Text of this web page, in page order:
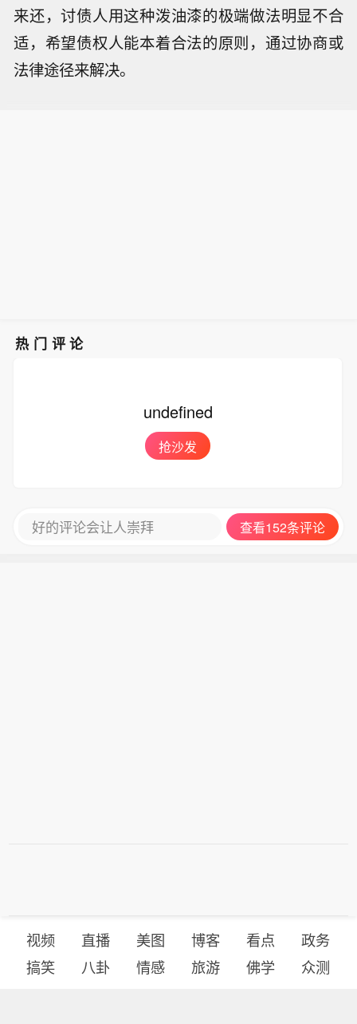
来还，讨债人用这种泼油漆的极端做法明显不合
适，希望债权人能本着合法的原则，通过协商或
法律途径来解决。
热门评论
undefined
抢沙发
好的评论会让人崇拜 查看152条评论
视频 直播 美图 博客 看点
政务
搞笑
八卦 情感 旅游 佛学 众测